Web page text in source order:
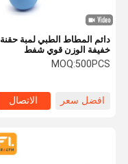
دائم المطاط الطبي لمبة حقنة
خفيفة الوزن قوي شفط
MOQ:500PCS
افضل سعر الاتصال